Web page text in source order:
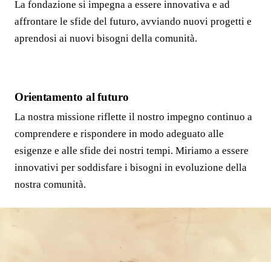
La fondazione si impegna a essere innovativa e ad
affrontare le sfide del futuro, avviando nuovi progetti e
aprendosi ai nuovi bisogni della comunità.
Orientamento al futuro
La nostra missione riflette il nostro impegno continuo a
comprendere e rispondere in modo adeguato alle
esigenze e alle sfide dei nostri tempi. Miriamo a essere
innovativi per soddisfare i bisogni in evoluzione della